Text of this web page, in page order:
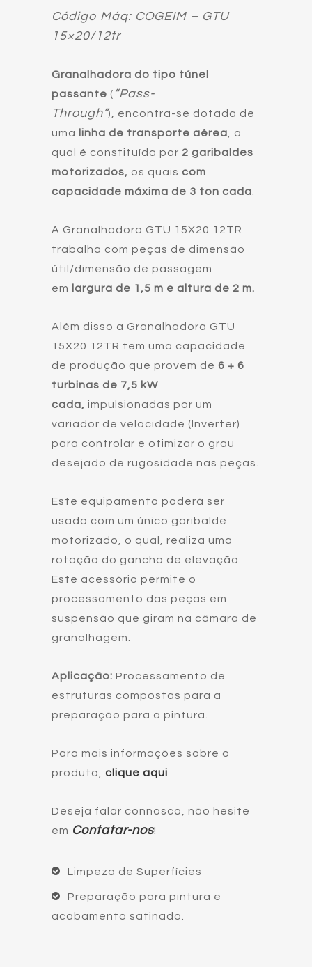
Código Máq: COGEIM – GTU
15×20/12tr
Granalhadora do tipo túnel
passante ( “Pass-
Through”), encontra-se dotada de
uma
linha de transporte aérea , a
qual é constituída por 2 garibaldes
motorizados, os quais com
capacidade máxima de 3 ton cada
A Granalhadora GTU 15X20 12TR
trabalha com peças de dimensão
útil/dimensão de passagem
em
largura de 1,5 m e altura de 2 m.
Além disso a Granalhadora GTU
15X20 12TR tem uma capacidade
de produção que provem de 6 + 6
turbinas de 7,5 kW
cada, impulsionadas por um
variador de velocidade (Inverter)
para controlar e otimizar o grau
desejado de rugosidade nas peças.
Este equipamento poderá ser
usado com um único garibalde
motorizado, o qual, realiza uma
rotação do gancho de elevação.
Este acessório permite o
processamento das peças em
suspensão que giram na câmara de
granalhagem.
Aplicação: Processamento de
estruturas compostas para a
preparação para a pintura.
Para mais informações sobre o
produto, clique aqui
Deseja falar connosco, não hesite
em Contatar-nos!
Limpeza de Superfícies
Preparação para pintura e
acabamento satinado.